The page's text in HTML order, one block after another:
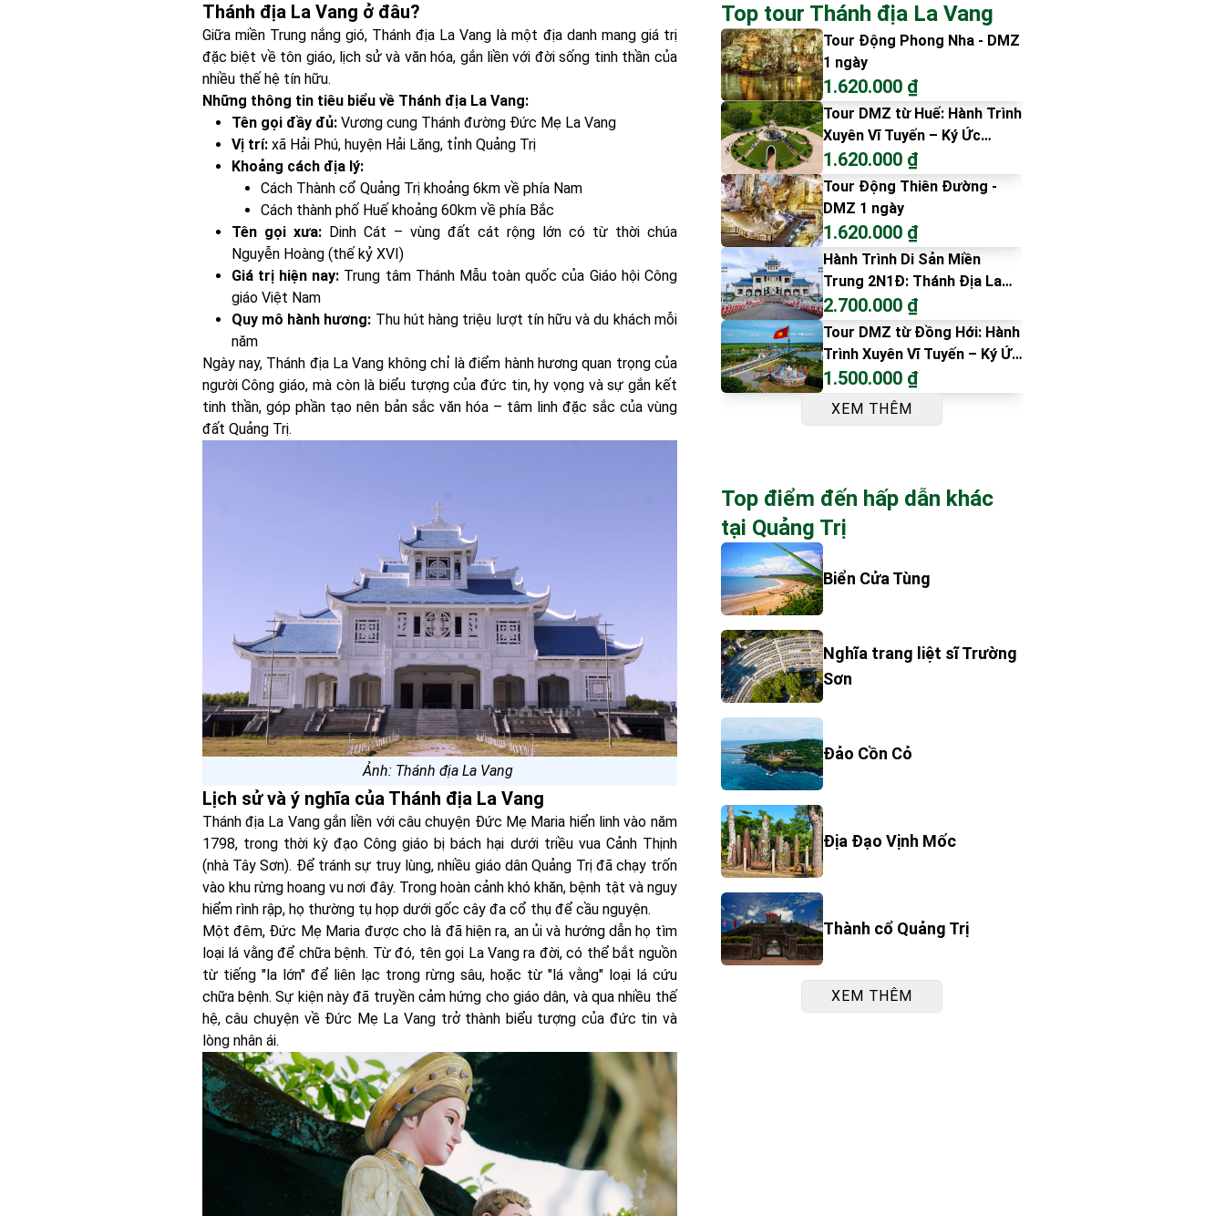
Thánh địa La Vang ở đâu?
Giữa miền Trung nắng gió, Thánh địa La Vang là một địa danh mang giá trị
đặc biệt về tôn giáo, lịch sử và văn hóa, gắn liền với đời sống tinh thần của
nhiều thế hệ tín hữu.
Những thông tin tiêu biểu về Thánh địa La Vang:
Tên gọi đầy đủ:Vương cung Thánh đường Đức Mẹ La Vang
Vị trí:xã Hải Phú, huyện Hải Lăng, tỉnh Quảng Trị
Khoảng cách địa lý:
Cách Thành cổ Quảng Trị khoảng 6km về phía Nam
Cách thành phố Huế khoảng 60km về phía Bắc
Tên gọi xưa:Dinh Cát – vùng đất cát rộng lớn có từ thời chúa
Nguyễn Hoàng (thế kỷ XVI)
Giá trị hiện nay: Trung tâm Thánh Mẫu toàn quốc của Giáo hội Công
giáo Việt Nam
Quy mô hành hương: Thu hút hàng triệu lượt tín hữu và du khách mỗi
năm
Ngày nay, Thánh địa La Vang không chỉ là điểm hành hương quan trọng của
người Công giáo, mà còn là biểu tượng của đức tin, hy vọng và sự gắn kết
tinh thần, góp phần tạo nên bản sắc văn hóa – tâm linh đặc sắc của vùng
đất Quảng Trị.
Ảnh: Thánh địa La Vang
Lịch sử và ý nghĩa của Thánh địa La Vang
Thánh địa La Vang gắn liền với câu chuyện Đức Mẹ Maria hiển linh vào năm
1798, trong thời kỳ đạo Công giáo bị bách hại dưới triều vua Cảnh Thịnh
(nhà Tây Sơn). Để tránh sự truy lùng, nhiều giáo dân Quảng Trị đã chạy trốn
vào khu rừng hoang vu nơi đây. Trong hoàn cảnh khó khăn, bệnh tật và nguy
hiểm rình rập, họ thường tụ họp dưới gốc cây đa cổ thụ để cầu nguyện.
Một đêm, Đức Mẹ Maria được cho là đã hiện ra, an ủi và hướng dẫn họ tìm
loại lá vằng để chữa bệnh. Từ đó, tên gọi La Vang ra đời, có thể bắt nguồn
từ tiếng "la lớn" để liên lạc trong rừng sâu, hoặc từ "lá vằng" loại lá cứu
chữa bệnh. Sự kiện này đã truyền cảm hứng cho giáo dân, và qua nhiều thế
hệ, câu chuyện về Đức Mẹ La Vang trở thành biểu tượng của đức tin và
lòng nhân ái.
Top tour Thánh địa La Vang
Tour Động Phong Nha - DMZ
1 ngày
1.620.000 ₫
Tour DMZ từ Huế: Hành Trình
Xuyên Vĩ Tuyến – Ký Ức
Không Thể Quên
1.620.000 ₫
Tour Động Thiên Đường -
DMZ 1 ngày
1.620.000 ₫
Hành Trình Di Sản Miền
Trung 2N1Đ: Thánh Địa La
Vang – Động Phong Nha –
Cố Đô Huế
2.700.000 ₫
Tour DMZ từ Đồng Hới: Hành
Trình Xuyên Vĩ Tuyến – Ký Ức
Không Thể Quên
1.500.000 ₫
XEM THÊM
Top điểm đến hấp dẫn khác
tại Quảng Trị
Biển Cửa Tùng
Nghĩa trang liệt sĩ Trường
Sơn
Đảo Cồn Cỏ
Địa Đạo Vịnh Mốc
Thành cổ Quảng Trị
XEM THÊM